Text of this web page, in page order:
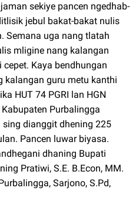
sekiye pancen ngedhab-
jebul bakat-bakat nulis
Semana uga nang tlatah
mligine nang kalangan
Kaya bendhungan
kalangan guru metu kanthi
HUT 74 PGRI lan HGN
Purbalingga
dianggit dhening 225
Pancen luwar biyasa.
dhaning Bupati
Pratiwi, S.E. B.Econ, MM.
Sarjono, S.Pd,